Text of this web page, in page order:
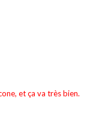
et ça va très bien.